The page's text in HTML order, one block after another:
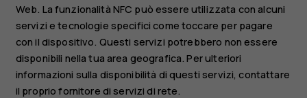
Web. La funzionalità NFC può essere utilizzata con alcuni
servizi e tecnologie specifici come toccare per pagare
con il dispositivo. Questi servizi potrebbero non essere
disponibili nella tua area geografica. Per ulteriori
informazioni sulla disponibilità di questi servizi, contattare
il proprio fornitore di servizi di rete.